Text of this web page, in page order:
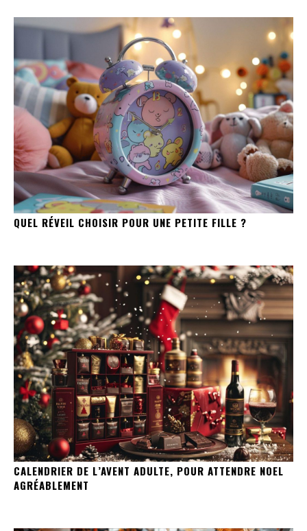
QUEL RÉVEIL CHOISIR POUR UNE PETITE FILLE ?
CALENDRIER DE L’AVENT ADULTE, POUR ATTENDRE NOEL
AGRÉABLEMENT